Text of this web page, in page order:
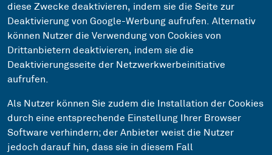
diese Zwecke deaktivieren, indem sie die Seite zur
Deaktivierung von Google-Werbung aufrufen. Alternativ
können Nutzer die Verwendung von Cookies von
Drittanbietern deaktivieren, indem sie die
Deaktivierungsseite der Netzwerkwerbeinitiative
aufrufen.
Als Nutzer können Sie zudem die Installation der Cookies
durch eine entsprechende Einstellung Ihrer Browser
Software verhindern; der Anbieter weist die Nutzer
jedoch darauf hin, dass sie in diesem Fall